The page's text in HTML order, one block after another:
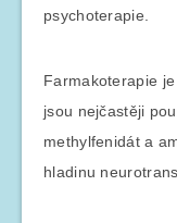
psychoterapie.
Farmakoterapie
jsou nejčastěji
methylfenidát a
hladinu